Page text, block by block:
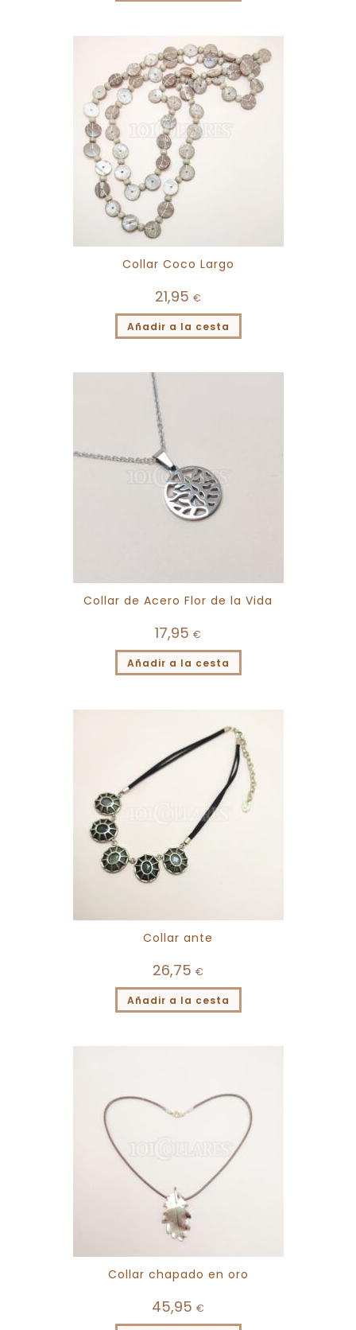
Collar Coco Largo
21,95 €
Añadir a la cesta
Collar de Acero Flor de la Vida
17,95 €
Añadir a la cesta
Collar ante
26,75 €
Añadir a la cesta
Collar chapado en oro
45,95 €